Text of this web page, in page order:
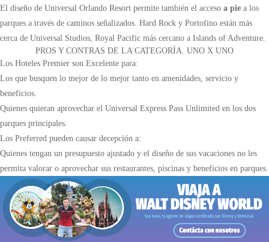
El diseño de Universal Orlando Resort permite también el acceso a pie a los
parques a través de caminos señalizados. Hard Rock y Portofino están más
cerca de Universal Studios, Royal Pacific más cercano a Islands of Adventure.
PROS Y CONTRAS DE LA CATEGORÍA. UNO X UNO
Los Hoteles Premier son Excelente para:
Los que busquen lo mejor de lo mejor tanto en amenidades, servicio y
beneficios.
Quienes quieran aprovechar el Universal Express Pass Unlimited en los dos
parques principales.
Los Preferred pueden causar decepción a:
Quienes tengan un presupuesto ajustado y el diseño de sus vacaciones no les
permita valorar o aprovechar sus restaurantes, piscinas y beneficios en parques.